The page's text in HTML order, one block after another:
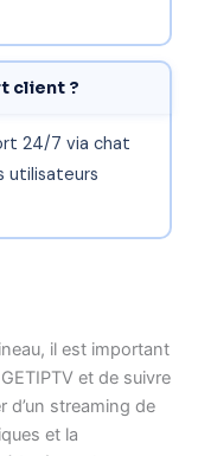
client ?
24/7 via chat
utilisateurs
il est important
et de suivre
d’un streaming de
et la